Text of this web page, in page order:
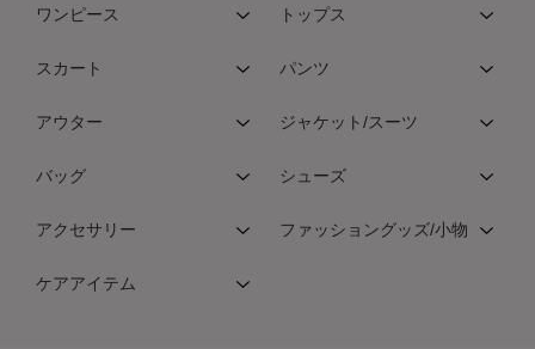
ワンピース トップス
スカート パンツ
アウター ジャケット/スーツ
バッグ シューズ
アクセサリー ファッショングッズ/小物
ケアアイテム